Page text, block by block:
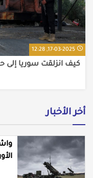
17-03-2025, 12:28
كيف انزلقت سوريا إلى
أخر الأخبار